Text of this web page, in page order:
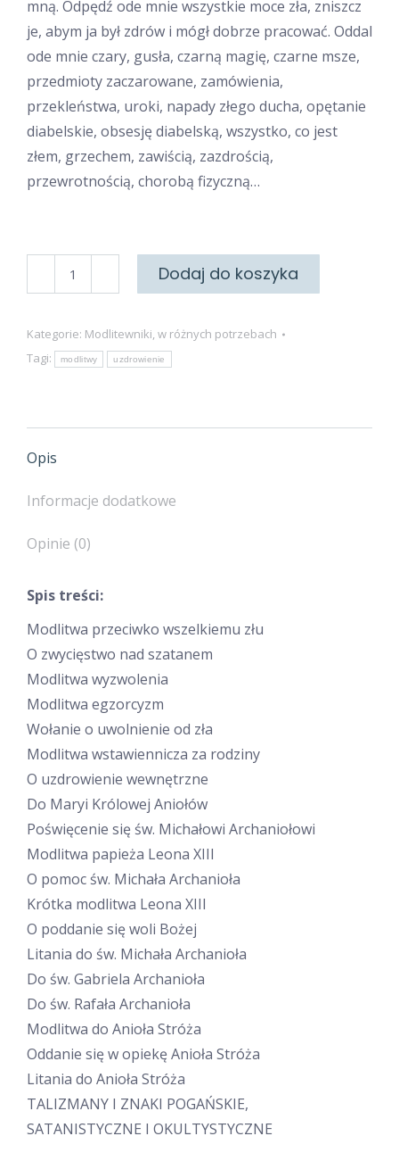
mną. Odpędź ode mnie wszystkie moce zła, zniszcz
je, abym ja był zdrów i mógł dobrze pracować. Oddal
ode mnie czary, gusła, czarną magię, czarne msze,
przedmioty zaczarowane, zamówienia,
przekleństwa, uroki, napady złego ducha, opętanie
diabelskie, obsesję diabelską, wszystko, co jest
złem, grzechem, zawiścią, zazdrością,
przewrotnością, chorobą fizyczną…
O
z
mocy
Dodaj do koszyka
Kategorie: Modlitewniki, w różnych potrzebach
Tagi:
modlitwy uzdrowienie
Opis
Informacje dodatkowe
Opinie (0)
Spis treści:
Modlitwa przeciwko wszelkiemu złu
O zwycięstwo nad szatanem
Modlitwa wyzwolenia
Modlitwa egzorcyzm
Wołanie o uwolnienie od zła
Modlitwa wstawiennicza za rodziny
O uzdrowienie wewnętrzne
Do Maryi Królowej Aniołów
Poświęcenie się św. Michałowi Archaniołowi
Modlitwa papieża Leona XIII
O pomoc św. Michała Archanioła
Krótka modlitwa Leona XIII
O poddanie się woli Bożej
Litania do św. Michała Archanioła
Do św. Gabriela Archanioła
Do św. Rafała Archanioła
Modlitwa do Anioła Stróża
Oddanie się w opiekę Anioła Stróża
Litania do Anioła Stróża
TALIZMANY I ZNAKI POGAŃSKIE,
SATANISTYCZNE I OKULTYSTYCZNE